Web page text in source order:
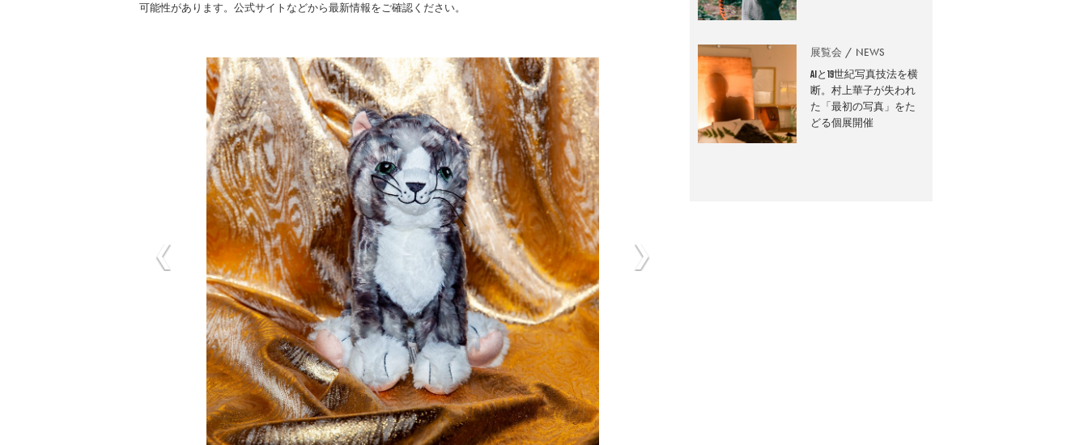
可能性があります。公式サイトなどから最新情報をご確認ください。
展覧会 NEWS
AIと19世紀写真技法を横
断。村上華子が失われ
た「最初の写真」をた
どる個展開催